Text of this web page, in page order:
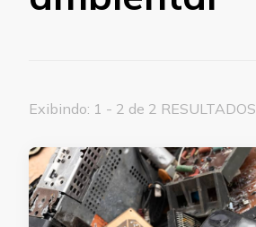
Exibindo: 1 - 2 de 2 RESULTADOS